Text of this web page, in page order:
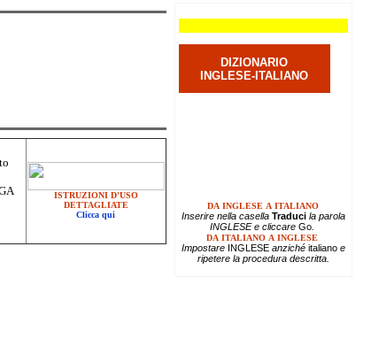
ISTRUZIONI D'USO
DETTAGLIATE
Clicca qui
DIZIONARIO
INGLESE-ITALIANO
DA INGLESE A ITALIANO
Inserire nella casella Traducila parola
INGLESE e cliccare Go.
DA ITALIANO A INGLESE
Impostare INGLESEanziché italianoe
ripetere la procedura descritta.